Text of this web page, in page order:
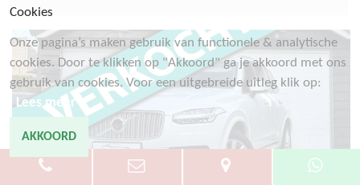
Cookies
Onze pagina’s maken gebruik van functionele & analytische
cookies. Door te klikken op "Akkoord" ga je akkoord met ons
gebruik van cookies. Voor een uitgebreide uitleg klik op:
Lees meer
AKKOORD